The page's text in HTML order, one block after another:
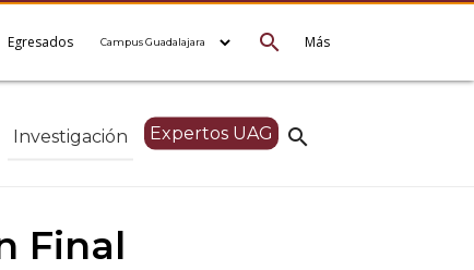
Más
search
Egresados
search
Investigación Expertos UAG
Final